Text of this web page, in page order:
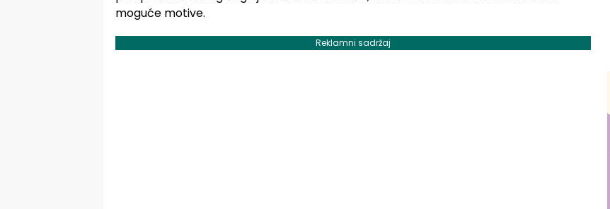
moguće motive.
Reklamni sadržaj